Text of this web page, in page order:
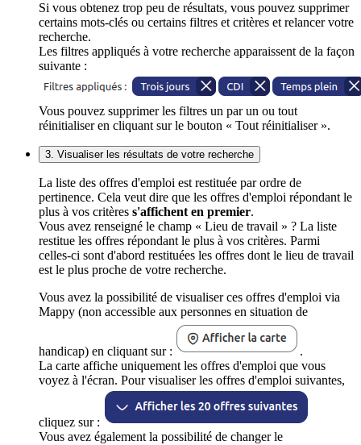
Si vous obtenez trop peu de résultats, vous pouvez supprimer
certains mots-clés ou certains filtres et critères et relancer votre
recherche.
Les filtres appliqués à votre recherche apparaissent de la façon
suivante :
Vous pouvez supprimer les filtres un par un ou tout
réinitialiser en cliquant sur le bouton « Tout réinitialiser ».
3. Visualiser les résultats de votre recherche
La liste des offres d'emploi est restituée par ordre de
pertinence. Cela veut dire que les offres d'emploi répondant le
plus à vos critères s'affichent en premier.
Vous avez renseigné le champ « Lieu de travail » ? La liste
restitue les offres répondant le plus à vos critères. Parmi
celles-ci sont d'abord restituées les offres dont le lieu de travail
est le plus proche de votre recherche.
Vous avez la possibilité de visualiser ces offres d'emploi via
Mappy (non accessible aux personnes en situation de
handicap) en cliquant sur :
.
La carte affiche uniquement les offres d'emploi que vous
voyez à l'écran. Pour visualiser les offres d'emploi suivantes,
cliquez sur :
Vous avez également la possibilité de changer le